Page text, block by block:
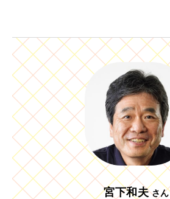
宮下和夫 さん